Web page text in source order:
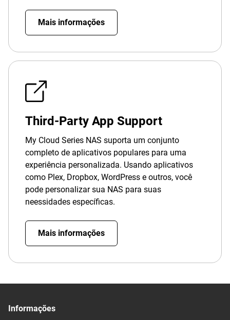
Mais informações
Third-Party App Support
My Cloud Series NAS suporta um conjunto
completo de aplicativos populares para uma
experiência personalizada. Usando aplicativos
como Plex, Dropbox, WordPress e outros, você
pode personalizar sua NAS para suas
neessidades específicas.
Mais informações
Informações